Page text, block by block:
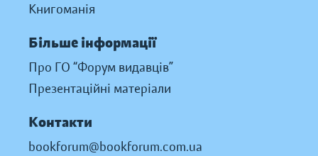
Книгоманія
Більше інформації
Про ГО “Форум видавців”
Презентаційні матеріали
Контакти
bookforum@bookforum.com.ua